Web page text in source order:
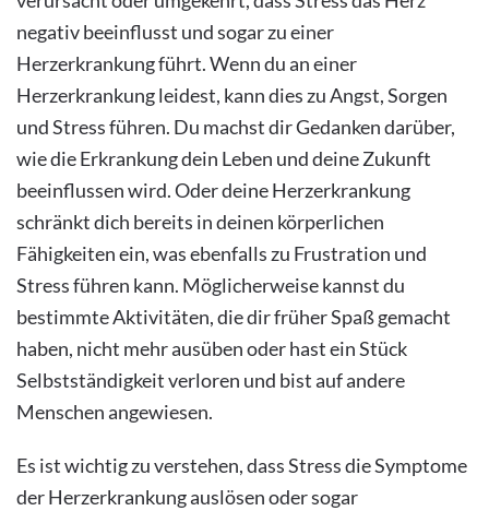
negativ beeinflusst und sogar zu einer
Herzerkrankung führt. Wenn du an einer
Herzerkrankung leidest, kann dies zu Angst, Sorgen
und Stress führen. Du machst dir Gedanken darüber,
wie die Erkrankung dein Leben und deine Zukunft
beeinflussen wird. Oder deine Herzerkrankung
schränkt dich bereits in deinen körperlichen
Fähigkeiten ein, was ebenfalls zu Frustration und
Stress führen kann. Möglicherweise kannst du
bestimmte Aktivitäten, die dir früher Spaß gemacht
haben, nicht mehr ausüben oder hast ein Stück
Selbstständigkeit verloren und bist auf andere
Menschen angewiesen.
Es ist wichtig zu verstehen, dass Stress die Symptome
der Herzerkrankung auslösen oder sogar